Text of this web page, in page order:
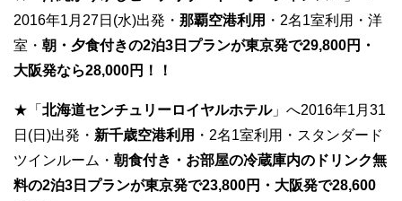
2016年1月27日(水)出発・ 那覇空港利用 ・2名1室利用・洋
室・ 朝・夕食付きの2泊3日プランが東京発で29,800円・
大阪発なら28,000円！！
★「 北海道センチュリーロイヤルホテル」へ2016年1月31
日(日)出発・ 新千歳空港利用 ・2名1室利用・スタンダード
ツインルーム・ 朝食付き・お部屋の冷蔵庫内のドリンク無
料の2泊3日プランが東京発で23,800円・大阪発で28,600